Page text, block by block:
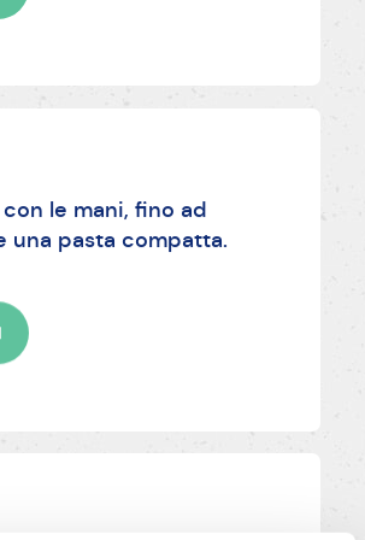
le mani, fino ad
una pasta compatta.